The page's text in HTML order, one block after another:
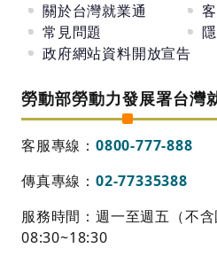
關於台灣就業通
常見問題
政府網站資料開放宣告
勞動部勞動力發展署台灣
客服專線： 0800-777-888
傳真專線： 02-77335388
服務時間：週一至週五（不含
08:30~18:30